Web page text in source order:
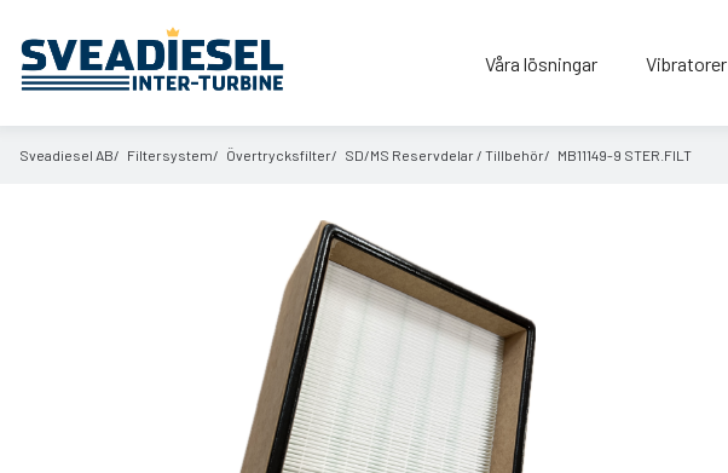
Våra lösningar Vibratorer
Sveadiesel AB Filtersystem Övertrycksfilter SD/MS Reservdelar / Tillbehör MB11149-9 STER.FILT